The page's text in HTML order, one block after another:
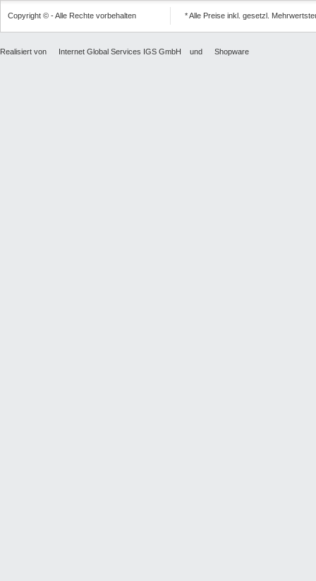
Copyright © - Alle Rechte vorbehalten * Alle Preise inkl. gesetzl.
Realisiert von Internet Global Services IGS GmbH und Shopware